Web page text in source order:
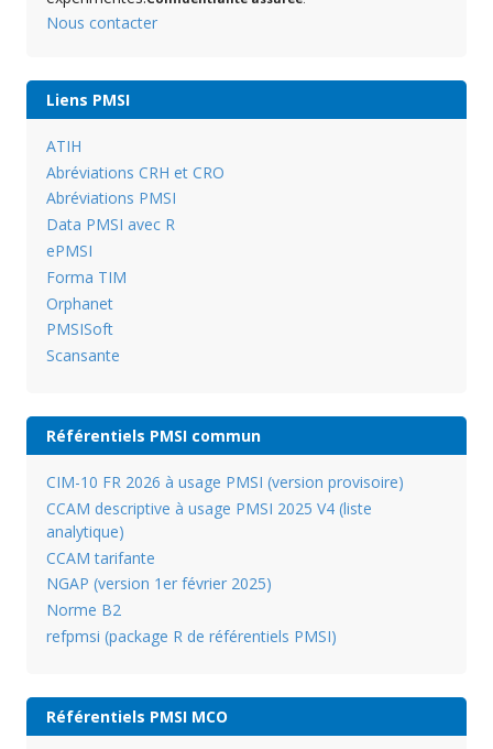
Nous contacter
Liens PMSI
ATIH
Abréviations CRH et CRO
Abréviations PMSI
Data PMSI avec R
ePMSI
Forma TIM
Orphanet
PMSISoft
Scansante
Référentiels PMSI commun
CIM-10 FR 2026 à usage PMSI (version provisoire)
CCAM descriptive à usage PMSI 2025 V4 (liste
analytique)
CCAM tarifante
NGAP (version 1er février 2025)
Norme B2
refpmsi (package R de référentiels PMSI)
Référentiels PMSI MCO